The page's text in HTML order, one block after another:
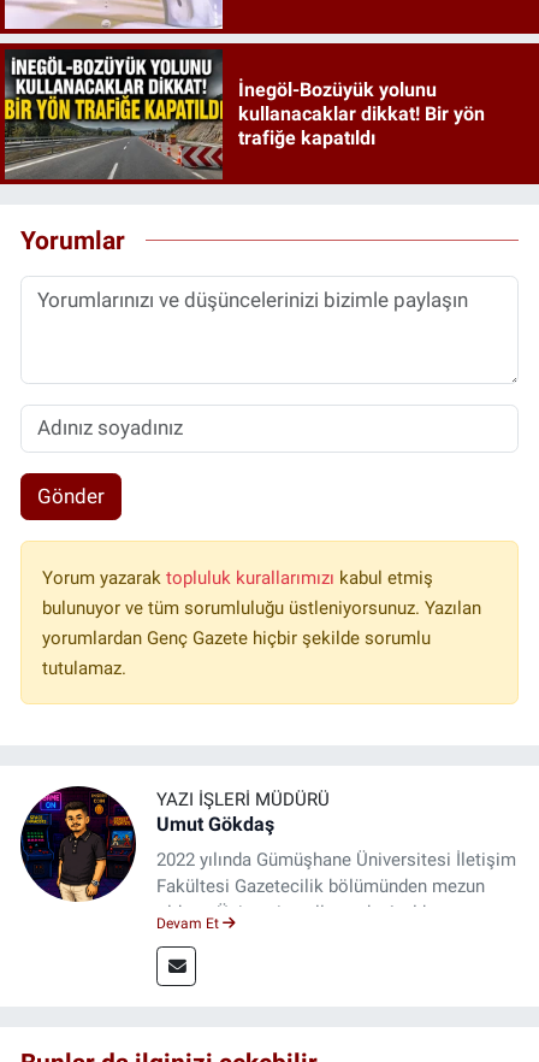
İnegöl-Bozüyük yolunu
kullanacaklar dikkat! Bir yön
trafiğe kapatıldı
Yorumlar
Gönder
Yorum yazarak topluluk kurallarımızı kabul etmiş
bulunuyor ve tüm sorumluluğu üstleniyorsunuz. Yazılan
yorumlardan Genç Gazete hiçbir şekilde sorumlu
tutulamaz.
YAZI İŞLERI MÜDÜRÜ
Umut Gökdaş
2022 yılında Gümüşhane Üniversitesi İletişim
Fakültesi Gazetecilik bölümünden mezun
oldum. Üniversite yıllarımda 4 yıl boyunca
saha deneyimi kazandım. 2023 yılından beri
Genç Gazete'de okurlarımıza haber
Devam Et